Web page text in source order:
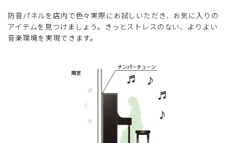
防音パネルを店内で色々実際にお試しいただき、お気に入りの
アイテムを見つけましょう。きっとストレスのない、よりよい
音楽環境を実現できます。